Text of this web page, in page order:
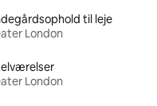
til leje
London
London